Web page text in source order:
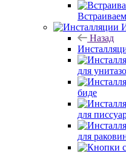
Назад
для
биде
для
для